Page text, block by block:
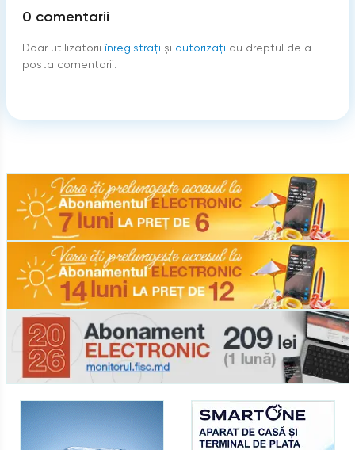
0 comentarii
Doar utilizatorii înregistraţi şi autorizați au dreptul de a
posta comentarii.